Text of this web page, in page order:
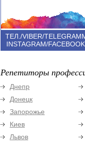
ТЕЛ./VIBER/
INSTAGRAM/FACEBOOK
Репетиторы
Днепр
Донецк
Запорожье
Киев
Львов